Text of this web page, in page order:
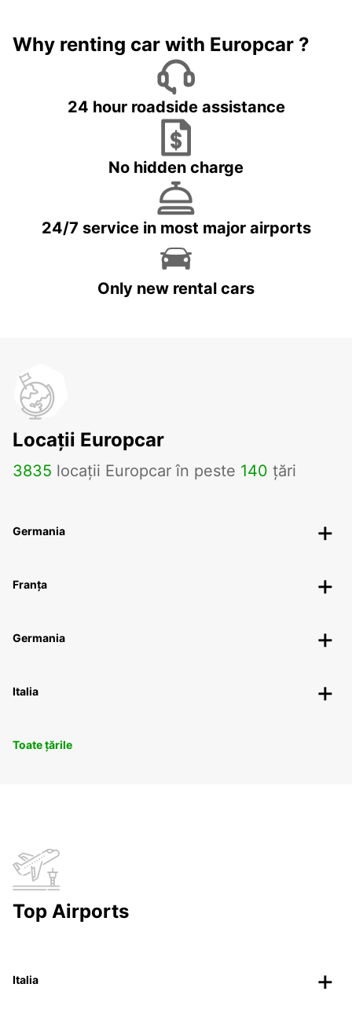
Why renting car with Europcar ?
24 hour roadside assistance
No hidden charge
24/7 service in most major airports
Only new rental cars
Locații Europcar
3835 locații Europcar în peste 140 țări
Germania
Franța
Germania
Italia
Toate țările
Top Airports
Italia